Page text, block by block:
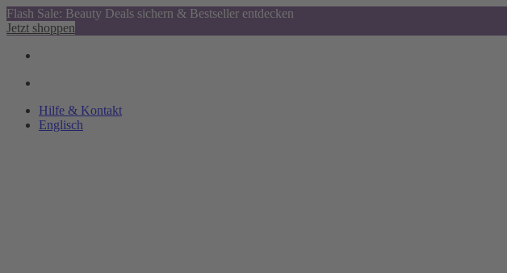
Flash Sale: Beauty Deals sichern & Bestseller entdecken
Jetzt shoppen
Hilfe & Kontakt
Englisch